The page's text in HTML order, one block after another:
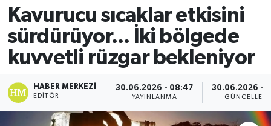
Kavurucu sıcaklar etkisini
sürdürüyor... İki bölgede
kuvvetli rüzgar bekleniyor
HABER MERKEZI
EDITÖR
30.06.2026 - 08:47
YAYINLANMA
30.06.2026 -
Son Dakika Haberleri
Haber Arşivi